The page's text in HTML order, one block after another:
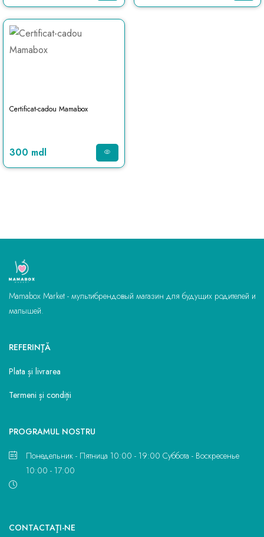
Certificat-cadou Mamabox
300 mdl
Mamabox Market - мультибрендовый магазин для будущих родителей и
малышей.
REFERINŢĂ
Plata și livrarea
Termeni și condiții
PROGRAMUL NOSTRU
Понедельник - Пятница 10:00 - 19:00 Суббота - Воскресенье
10:00 - 17:00
CONTACTAŢI-NE